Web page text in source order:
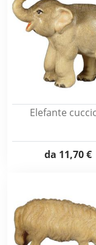
Elefante
da 11,70 €